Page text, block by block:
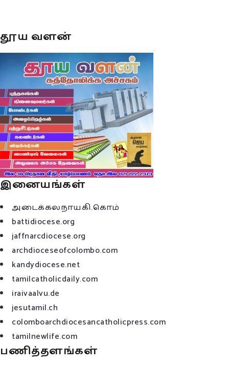
தூய வளன்
இனையங்கள்
அடைக்கலநாயகி.கொம்
battidiocese.org
jaffnarcdiocese.org
archdioceseofcolombo.com
kandydiocese.net
tamilcatholicdaily.com
iraivaalvu.de
jesutamil.ch
colomboarchdiocesancatholicpress.com
tamilnewlife.com
பணித்தளங்கள்